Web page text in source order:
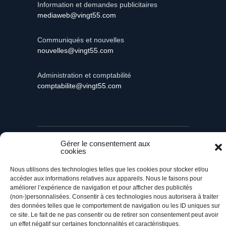
Gérer le consentement aux
cookies
Nous utilisons des technologies telles que les cookies pour stocker et/ou
accéder aux informations relatives aux appareils. Nous le faisons pour
améliorer l’expérience de navigation et pour afficher des publicités
(non-)personnalisées. Consentir à ces technologies nous autorisera à traiter
des données telles que le comportement de navigation ou les ID uniques sur
ce site. Le fait de ne pas consentir ou de retirer son consentement peut avoir
un effet négatif sur certaines fonctonnalités et caractéristiques.
Information et demandes publicitaires
mediaweb@vingt55.com
Communiqués et nouvelles
nouvelles@vingt55.com
Administration et comptabilité
comptabilite@vingt55.com
réservés.
Retour à l’accueil